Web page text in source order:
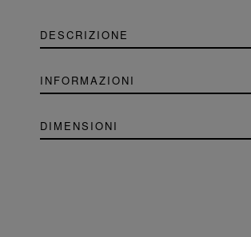
DESCRIZIONE
INFORMAZIONI
DIMENSIONI